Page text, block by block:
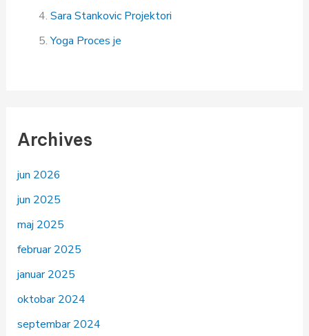
Sara Stankovic Projektori
Yoga Proces je
Archives
jun 2026
jun 2025
maj 2025
februar 2025
januar 2025
oktobar 2024
septembar 2024